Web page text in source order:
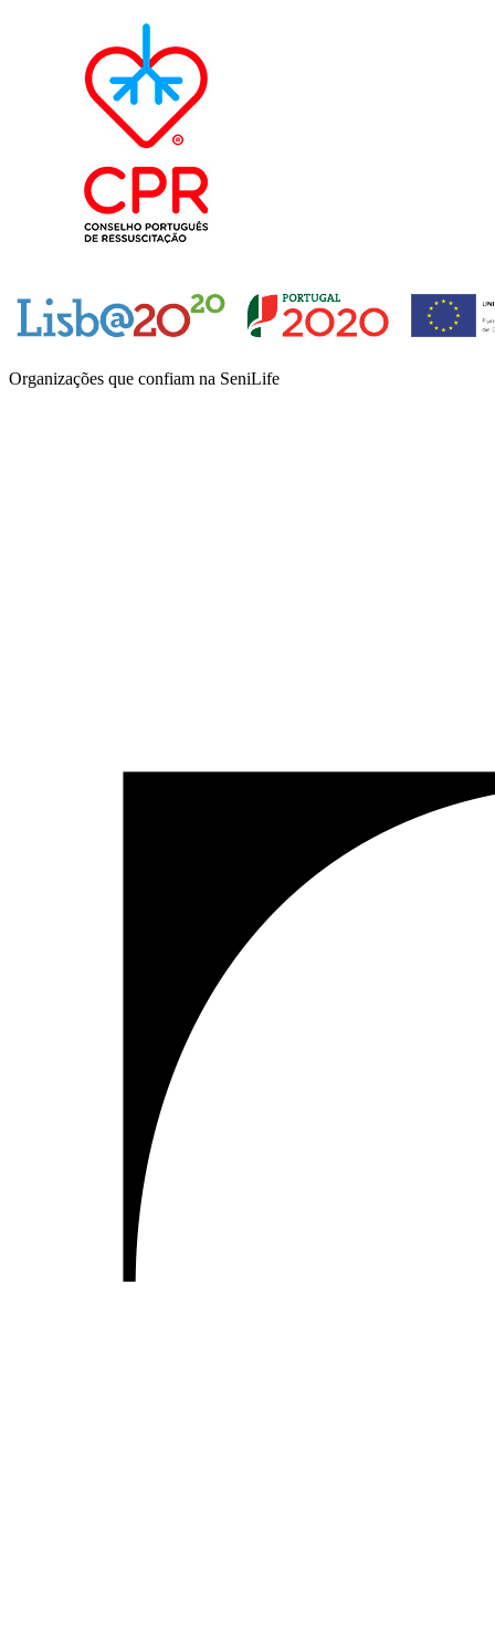
Organizações que confiam na SeniLife